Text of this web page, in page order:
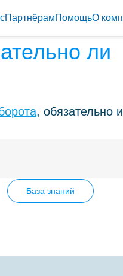
ПартнёрамПомощьО
ли
, обязательно
База знаний